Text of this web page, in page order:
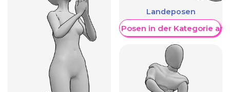
Landeposen
Weitere Posen in der Kategorie